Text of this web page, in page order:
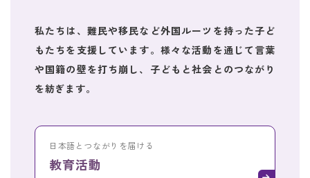
私たちは、難民や移民など外国ルーツを持った子ど
もたちを支援しています。様々な活動を通じて言葉
や国籍の壁を打ち崩し、子どもと社会とのつながり
を紡ぎます。
日本語とつながり を届ける
教育活動